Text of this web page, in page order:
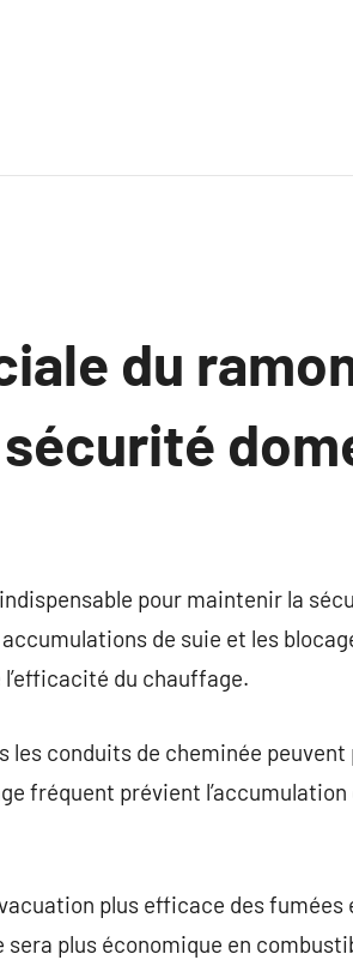
du
pour maintenir la
de suie et les
du chauffage.
les conduits de cheminée
fréquent prévient
plus efficace des fumées
plus économique en